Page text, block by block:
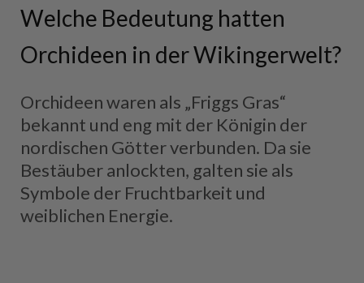
Welche Bedeutung hatten
Orchideen in der Wikingerwelt?
Orchideen waren als „Friggs Gras“
bekannt und eng mit der Königin der
nordischen Götter verbunden. Da sie
Bestäuber anlockten, galten sie als
Symbole der Fruchtbarkeit und
weiblichen Energie.